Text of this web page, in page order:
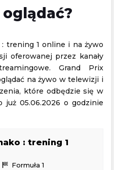
trening 1 online i na żywo
oferowanej przez kanały
Grand Prix
na żywo w telewizji i
które odbędzie się w
już 05.06.2026 o godzinie
: trening 1
sports_score Formuła 1